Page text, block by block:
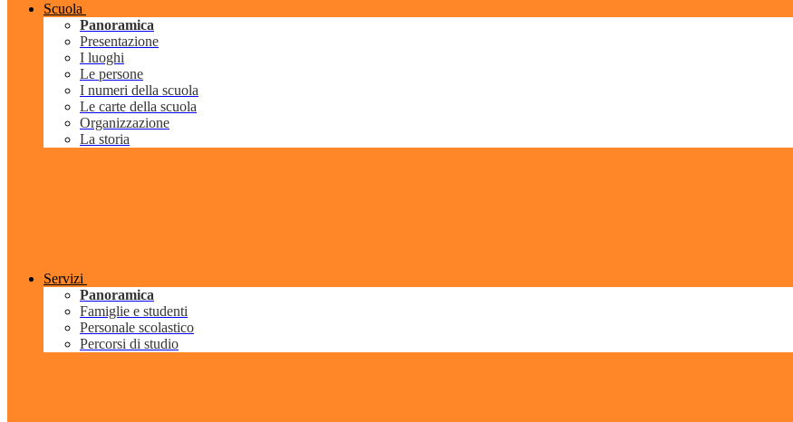
Scuola
Panoramica
Presentazione
I luoghi
Le persone
I numeri della scuola
Le carte della scuola
Organizzazione
La storia
Servizi
Panoramica
Famiglie e studenti
Personale scolastico
Percorsi di studio